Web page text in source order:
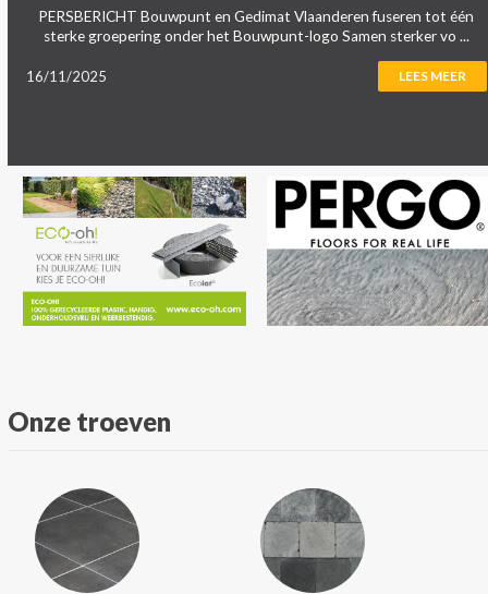
PERSBERICHT Bouwpunt en Gedimat Vlaanderen fuseren tot één
sterke groepering onder het Bouwpunt-logo Samen sterker vo ...
16/11/2025 LEES MEER
Onze troeven